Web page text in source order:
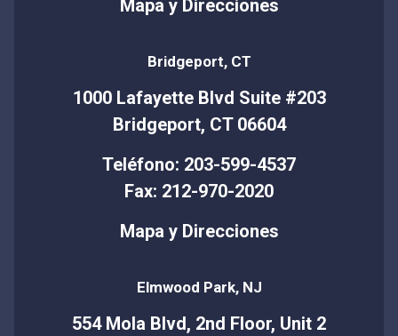
Mapa y Direcciones
Bridgeport, CT
1000 Lafayette Blvd Suite #203
Bridgeport, CT 06604
Teléfono: 203-599-4537
Fax: 212-970-2020
Mapa y Direcciones
Elmwood Park, NJ
554 Mola Blvd, 2nd Floor, Unit 2